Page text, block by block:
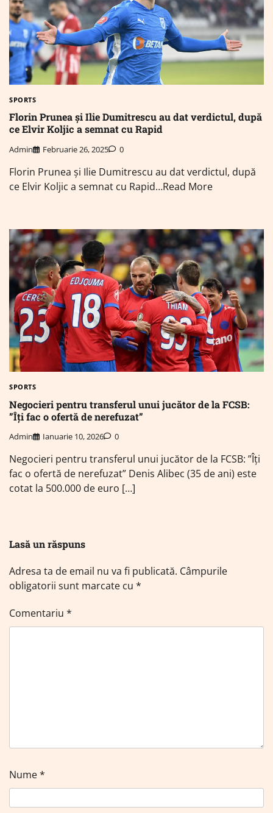
SPORTS
Florin Prunea și Ilie Dumitrescu au dat verdictul, după
ce Elvir Koljic a semnat cu Rapid
Admin Februarie 26, 2025 0
Florin Prunea și Ilie Dumitrescu au dat verdictul, după
ce Elvir Koljic a semnat cu Rapid…Read More
SPORTS
Negocieri pentru transferul unui jucător de la FCSB:
”Îți fac o ofertă de nerefuzat”
Admin Ianuarie 10, 2026 0
Negocieri pentru transferul unui jucător de la FCSB: ”Îți
fac o ofertă de nerefuzat” Denis Alibec (35 de ani) este
cotat la 500.000 de euro […]
Lasă un răspuns
Adresa ta de email nu va fi publicată. Câmpurile
obligatorii sunt marcate cu *
Comentariu *
Nume*